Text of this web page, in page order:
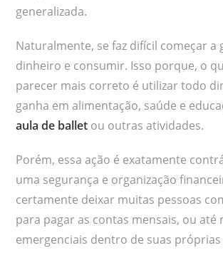
generalizada.
Naturalmente, se faz difícil começar a
dinheiro e consumir. Isso porque, o
parecer mais correto é utilizar todo
ganha em alimentação, saúde e
aula de ballet ou outras atividades.
Porém, essa ação é exatamente
uma segurança e organização
certamente deixar muitas pessoas
para pagar as contas mensais, ou até
emergenciais dentro de suas próprias